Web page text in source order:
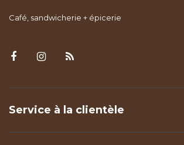
Café, sandwicherie + épicerie
Service à la clientèle